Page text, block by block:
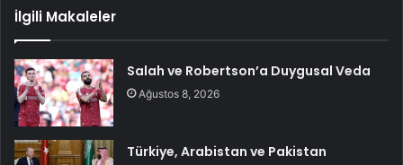
İlgili Makaleler
Salah ve Robertson’a Duygusal Veda
Ağustos 8, 2026
Türkiye, Arabistan ve Pakistan